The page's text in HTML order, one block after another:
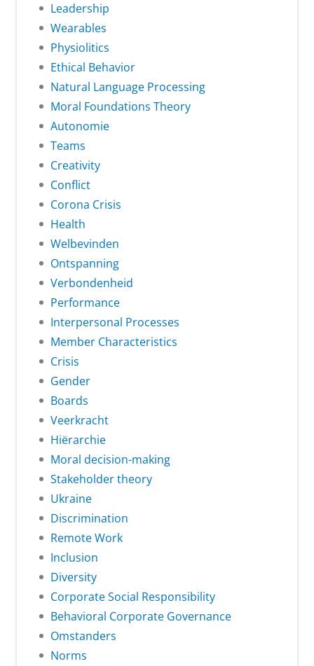
Leadership
Wearables
Physiolitics
Ethical Behavior
Natural Language Processing
Moral Foundations Theory
Autonomie
Teams
Creativity
Conflict
Corona Crisis
Health
Welbevinden
Ontspanning
Verbondenheid
Performance
Interpersonal Processes
Member Characteristics
Crisis
Gender
Boards
Veerkracht
Hiërarchie
Moral decision-making
Stakeholder theory
Ukraine
Discrimination
Remote Work
Inclusion
Diversity
Corporate Social Responsibility
Behavioral Corporate Governance
Omstanders
Norms